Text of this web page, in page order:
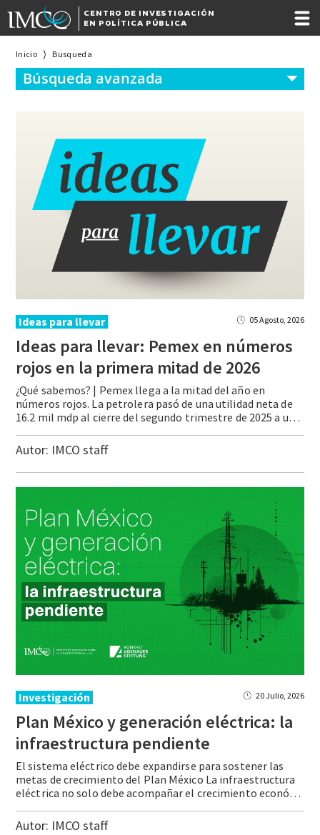
CENTRO DE INVESTIGACIÓN
EN POLÍTICA PÚBLICA
Inicio Busqueda
Búsqueda avanzada
Ideas para llevar 05 Agosto, 2026
Ideas para llevar: Pemex en números
rojos en la primera mitad de 2026
¿Qué sabemos? | Pemex llega a la mitad del año en
números rojos. La petrolera pasó de una utilidad neta de
16.2 mil mdp al cierre del segundo trimestre de 2025 a una pérdida neta de 28 mil mdp en el mismo periodo de 2026. Esto sucede a pesar de que sus ingresos crecieron, impulsados por un … Continue reading Ideas para llevar: Pemex en números rojos en la primera mitad de 2026
Autor: IMCO staff
Investigación 20 Julio, 2026
Plan México y generación eléctrica: la
infraestructura pendiente
El sistema eléctrico debe expandirse para sostener las
metas de crecimiento del Plan México La infraestructura
eléctrica no solo debe acompañar el crecimiento económico, debe anticiparlo. La planeación y expansión del sistema eléctrico no va al mismo ritmo que la política industrial. El Plan de Desarrollo del Sector Eléctrico (PLADESE) 2025-2039 prevé un crecimiento de … Continue reading Plan México y generación eléctrica: la infraestructura pendiente
Autor: IMCO staff